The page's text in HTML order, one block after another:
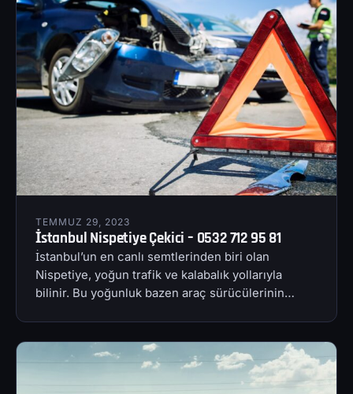
TEMMUZ 29, 2023
İstanbul Nispetiye Çekici – 0532 712 95 81
İstanbul’un en canlı semtlerinden biri olan
Nispetiye, yoğun trafik ve kalabalık yollarıyla
bilinir. Bu yoğunluk bazen araç sürücülerinin…